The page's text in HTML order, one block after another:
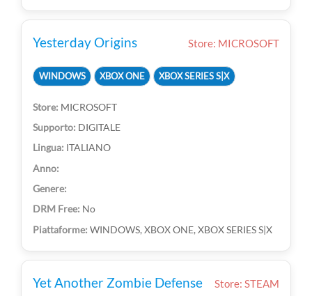
Yesterday Origins Store: MICROSOFT
WINDOWS XBOX ONE XBOX SERIES S|X
MICROSOFT
DIGITALE
ITALIANO
No
WINDOWS, XBOX ONE, XBOX SERIES S|X
Yet Another Zombie Defense Store: STEAM